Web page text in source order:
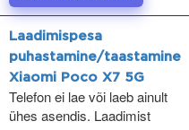
Laadimispesa
puhastamine/taastamine
Xiaomi Poco X7 5G
Telefon ei lae või laeb ainult
ühes asendis. Laadimist